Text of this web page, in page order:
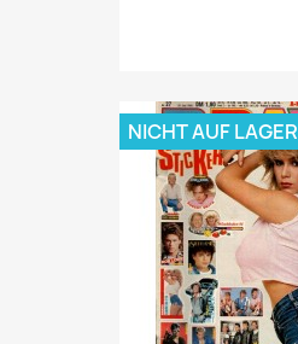
NICHT AUF LAGER